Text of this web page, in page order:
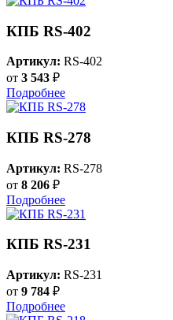
КПБ RS-402
Артикул: RS-402
от 3 543 ₽
Подробнее
КПБ RS-278
Артикул: RS-278
от 8 206 ₽
Подробнее
КПБ RS-231
Артикул: RS-231
от 9 784 ₽
Подробнее